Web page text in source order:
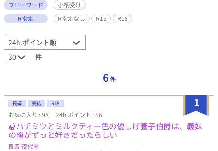
フリーワード
小柄受け
R指定
R指定なし R15 R18
件
6 件
1
長編 完結 R18
お気に入り : 98 24h.ポイント : 56
🍯ハチミツとミルクティー色の優しげ養子伯爵は、義妹
の俺がずっと好きだったらしい
良音 夜代琴